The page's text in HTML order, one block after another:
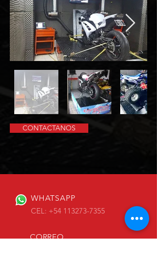
CONTACTANOS
WHATSAPP
CEL: +54 113273-7355
CORREO